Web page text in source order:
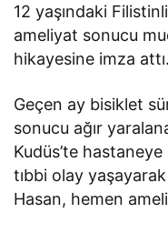
12 yaşındaki
ameliyat sonucu
hikayesine imza attı.
Geçen ay bisiklet
sonucu ağır
Kudüs’te hastaneye
tıbbi olay
Hasan, hemen